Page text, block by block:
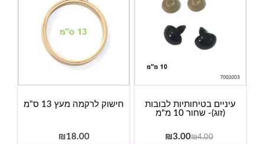
עיניים בטיחותיות לבובות
(זוג)- שחור 10 מ"מ
₪4.00
המחיר
₪3.00
חישוק לרקמה מעץ 13 ס"מ
₪18.00